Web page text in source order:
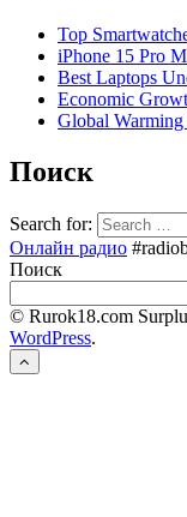
Top
iPhone 15 Pro
Best Laptops
Economic
Global Warming
Поиск
Search for:
Онлайн радио
Поиск
© Rurok18.com
WordPress.